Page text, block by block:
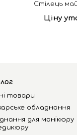
Стілець
Ціну
товари
обладнання
для манікюру